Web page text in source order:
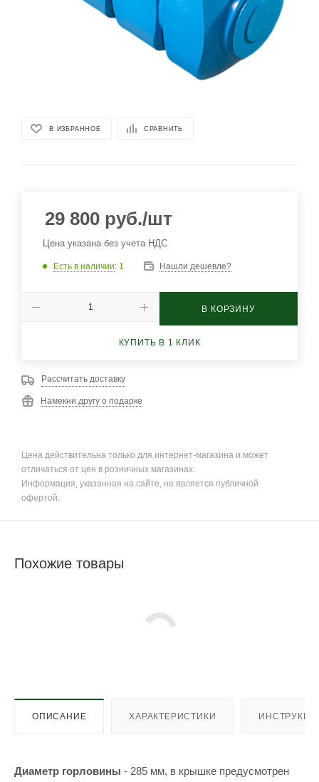
В ИЗБРАННОЕ СРАВНИТЬ
29 800 руб./шт
Цена указана без учета НДС
Есть в наличии: 1 Нашли дешевле?
В КОРЗИНУ
КУПИТЬ В 1 КЛИК
Рассчитать доставку
Намекни другу о подарке
Цена действительна только для интернет-магазина и может
отличаться от цен в розничных магазинах.
Информация, указанная на сайте, не является публичной
офертой.
Похожие товары
ОПИСАНИЕ ХАРАКТЕРИСТИКИ
Диаметр горловины - 285 мм, в крышке предусмотрен